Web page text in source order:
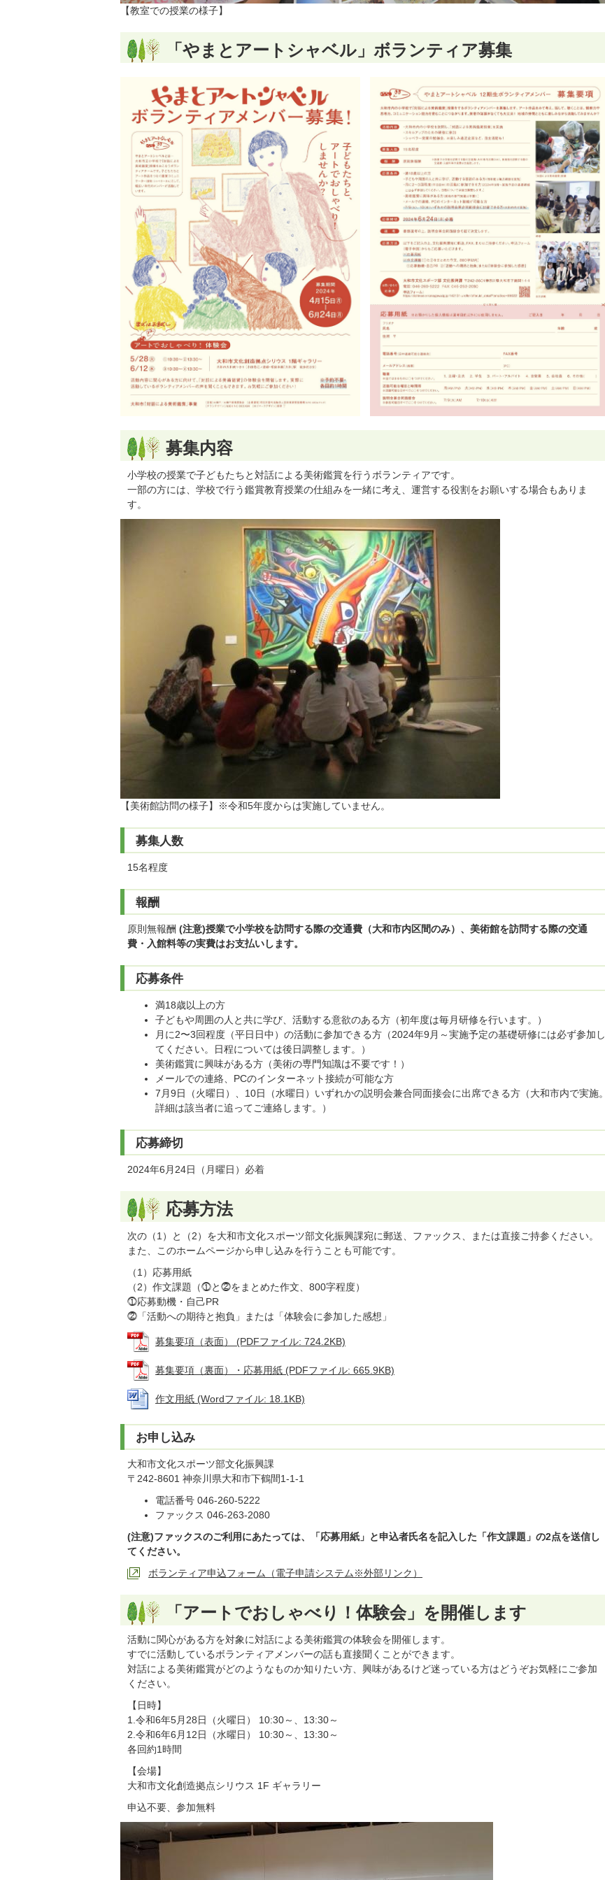
【教室での授業の様子】
「やまとアートシャベル」ボランティア募集
募集内容
小学校の授業で子どもたちと対話による美術鑑賞を行うボランティアです。
一部の方には、学校で行う鑑賞教育授業の仕組みを一緒に考え、運営する役割をお願いする場合もありま
す。
【美術館訪問の様子】※令和5年度からは実施していません。
募集人数
15名程度
報酬
原則無報酬 (注意)授業で小学校を訪問する際の交通費（大和市内区間のみ）、美術館を訪問する際の交通
費・入館料等の実費はお支払いします。
応募条件
満18歳以上の方
子どもや周囲の人と共に学び、活動する意欲のある方（初年度は毎月研修を行います。）
月に2〜3回程度（平日日中）の活動に参加できる方（2024年9月～実施予定の基礎研修には必ず参加し
てください。日程については後日調整します。）
美術鑑賞に興味がある方（美術の専門知識は不要です！）
メールでの連絡、PCのインターネット接続が可能な方
7月9日（火曜日）、10日（水曜日）いずれかの説明会兼合同面接会に出席できる方（大和市内で実施。
詳細は該当者に追ってご連絡します。）
応募締切
2024年6月24日（月曜日）必着
応募方法
次の（1）と（2）を大和市文化スポーツ部文化振興課宛に郵送、ファックス、または直接ご持参ください。
また、このホームページから申し込みを行うことも可能です。
（1）応募用紙
（2）作文課題（⓵と⓶をまとめた作文、800字程度）
⓵応募動機・自己PR
⓶「活動への期待と抱負」または「体験会に参加した感想」
募集要項（表面） (PDFファイル: 724.2KB)
募集要項（裏面）・応募用紙 (PDFファイル: 665.9KB)
作文用紙 (Wordファイル: 18.1KB)
お申し込み
大和市文化スポーツ部文化振興課
〒242-8601 神奈川県大和市下鶴間1-1-1
電話番号 046-260-5222
ファックス 046-263-2080
(注意)ファックスのご利用にあたっては、「応募用紙」と申込者氏名を記入した「作文課題」の2点を送信し
てください。
ボランティア申込フォーム（電子申請システム※外部リンク）
「アートでおしゃべり！体験会」を開催します
活動に関心がある方を対象に対話による美術鑑賞の体験会を開催します。
すでに活動しているボランティアメンバーの話も直接聞くことができます。
対話による美術鑑賞がどのようなものか知りたい方、興味があるけど迷っている方はどうぞお気軽にご参加
ください。
【日時】
1.令和6年5月28日（火曜日） 10:30～、13:30～
2.令和6年6月12日（水曜日） 10:30～、13:30～
各回約1時間
【会場】
大和市文化創造拠点シリウス 1F ギャラリー
申込不要、参加無料